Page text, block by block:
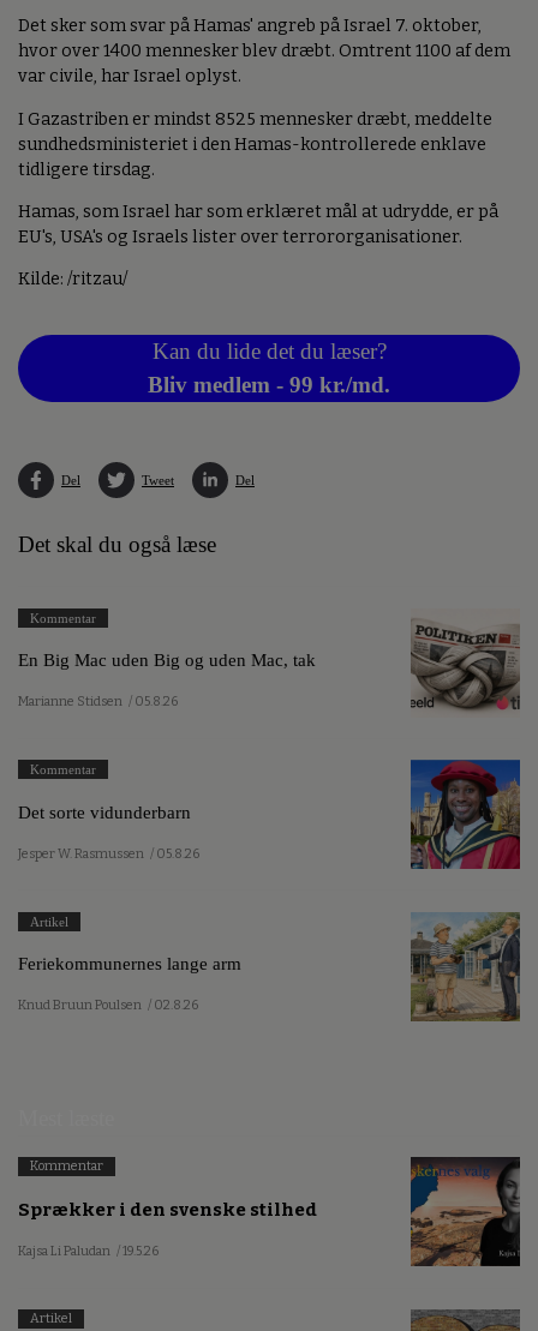
Det sker som svar på Hamas' angreb på Israel 7. oktober,
hvor over 1400 mennesker blev dræbt. Omtrent 1100 af dem
var civile, har Israel oplyst.
I Gazastriben er mindst 8525 mennesker dræbt, meddelte
sundhedsministeriet i den Hamas-kontrollerede enklave
tidligere tirsdag.
Hamas, som Israel har som erklæret mål at udrydde, er på
EU's, USA's og Israels lister over terrororganisationer.
Kilde: /ritzau/
Kan du lide det du læser?
Bliv medlem - 99 kr./md.
Del Tweet Del
Det skal du også læse
Kommentar
En Big Mac uden Big og uden Mac, tak
Marianne Stidsen / 05.8.26
Kommentar
Det sorte vidunderbarn
Jesper W. Rasmussen / 05.8.26
Artikel
Feriekommunernes lange arm
Knud Bruun Poulsen / 02.8.26
Kommentar
Sprækker i den svenske stilhed
Kajsa Li Paludan / 19.5.26
Artikel